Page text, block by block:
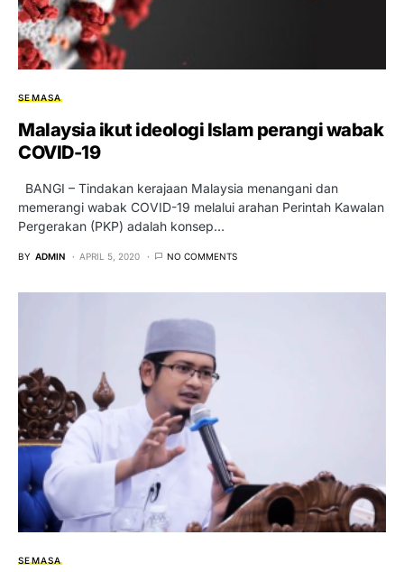
SEMASA
Malaysia ikut ideologi Islam perangi wabak
COVID-19
BANGI – Tindakan kerajaan Malaysia menangani dan
memerangi wabak COVID-19 melalui arahan Perintah Kawalan
Pergerakan (PKP) adalah konsep…
BY ADMIN APRIL 5, 2020 NO COMMENTS
SEMASA